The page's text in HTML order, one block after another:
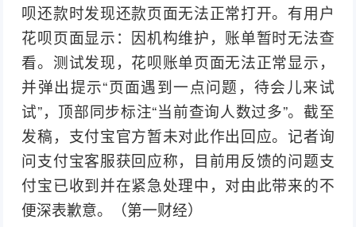
呗还款时发现还款页面无法正常打开。有用户
花呗页面显示：因机构维护，账单暂时无法查
看。测试发现，花呗账单页面无法正常显示，
并弹出提示“页面遇到一点问题，待会儿来试
试”，顶部同步标注“当前查询人数过多”。截至
发稿，支付宝官方暂未对此作出回应。记者询
问支付宝客服获回应称，目前用反馈的问题支
付宝已收到并在紧急处理中，对由此带来的不
便深表歉意。（第一财经）